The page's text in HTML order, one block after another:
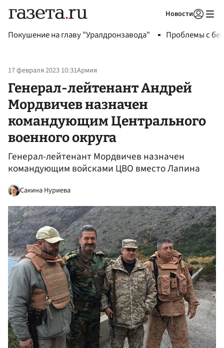
Новости
Покушение на главу "Уралдронзавода" Проблемы с
17 февраля 2023 10:31Армия
Генерал-лейтенант Андрей
Мордвичев назначен
командующим Центрального
военного округа
Генерал-лейтенант Мордвичев назначен
командующим войсками ЦВО вместо Лапина
Сакина Нуриева